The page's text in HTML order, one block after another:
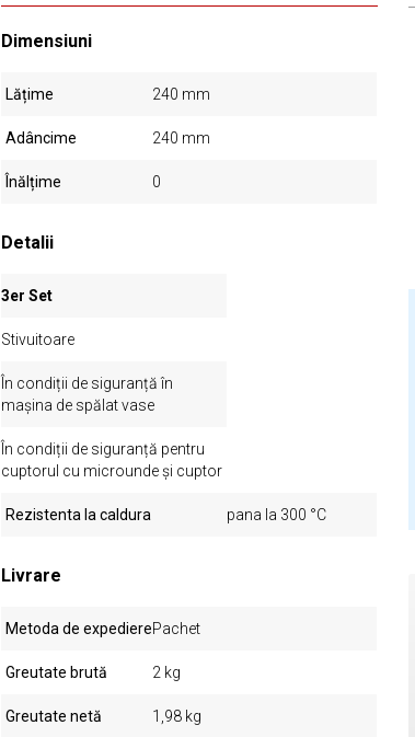
Dimensiuni
Lățime 240 mm
Adâncime 240 mm
Înălțime 0
Detalii
3er Set
Stivuitoare
În condiții de siguranță în
mașina de spălat vase
În condiții de siguranță pentru
cuptorul cu microunde și cuptor
Rezistenta la caldura pana la 300 °C
Livrare
Metoda de expedierePachet
Greutate brută 2 kg
Greutate netă 1,98 kg